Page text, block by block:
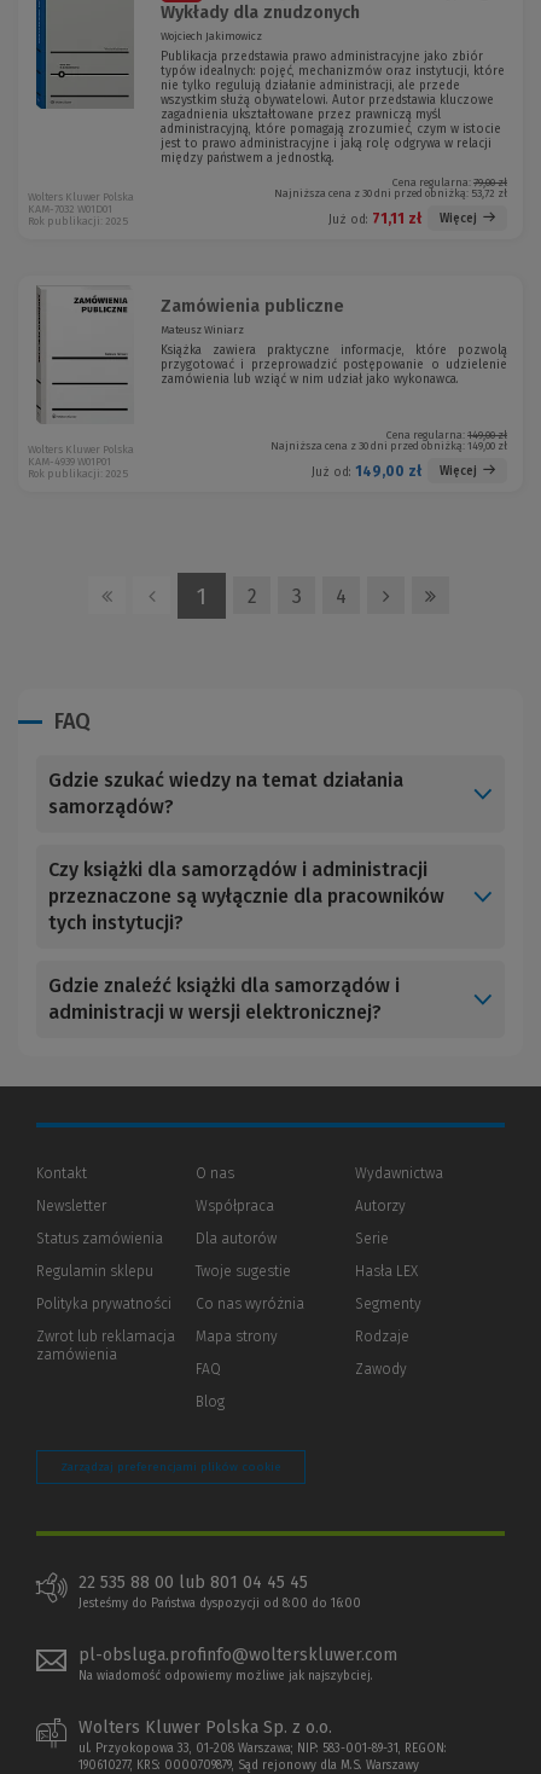
Wykłady dla znudzonych
Wojciech Jakimowicz
Publikacja przedstawia prawo administracyjne jako zbiór
typów idealnych: pojęć, mechanizmów oraz instytucji, które
nie tylko regulują działanie administracji, ale przede
wszystkim służą obywatelowi. Autor przedstawia kluczowe
zagadnienia ukształtowane przez prawniczą myśl
administracyjną, które pomagają zrozumieć, czym w istocie
jest to prawo administracyjne i jaką rolę odgrywa w relacji
między państwem a jednostką.
Cena regularna: 79,00 zł
Najniższa cena z 30 dni przed obniżką: 53,72 zł
Już od: 71,11 zł Więcej
Wolters Kluwer Polska
KAM-7032 W01D01
Rok publikacji: 2025
Zamówienia publiczne
Mateusz Winiarz
Książka zawiera praktyczne informacje, które pozwolą
przygotować i przeprowadzić postępowanie o udzielenie
zamówienia lub wziąć w nim udział jako wykonawca.
Cena regularna: 149,00 zł
Najniższa cena z 30 dni przed obniżką: 149,00 zł
Już od: 149,00 zł Więcej
Wolters Kluwer Polska
KAM-4939 W01P01
Rok publikacji: 2025
1 2 3 4
FAQ
Gdzie szukać wiedzy na temat działania
samorządów?
Czy książki dla samorządów i administracji
przeznaczone są wyłącznie dla pracowników
tych instytucji?
Gdzie znaleźć książki dla samorządów i
administracji w wersji elektronicznej?
Kontakt
Newsletter
Status zamówienia
Regulamin sklepu
Polityka prywatności (Nowe
(Link
innej
Zwrot lub reklamacja
zamówienia
O nas
Współpraca
Dla autorów(Nowe
(Link
innej
strony)
Twoje sugestie
Co nas wyróżnia
Mapa strony
FAQ
Blog
Wydawnictwa
Autorzy
Serie
Hasła LEX
Segmenty
Rodzaje
Zawody
Zarządzaj preferencjami plików cookie
22 535 88 00 lub 801 04 45 45
Jesteśmy do Państwa dyspozycji od 8:00 do 16:00
pl-obsluga.profinfo@wolterskluwer.com
Na wiadomość odpowiemy możliwe jak najszybciej.
Wolters Kluwer Polska Sp. z o.o.
ul. Przyokopowa 33, 01-208 Warszawa; NIP: 583-001-89-31, REGON:
190610277, KRS: 0000709879, Sąd rejonowy dla M.S. Warszawy